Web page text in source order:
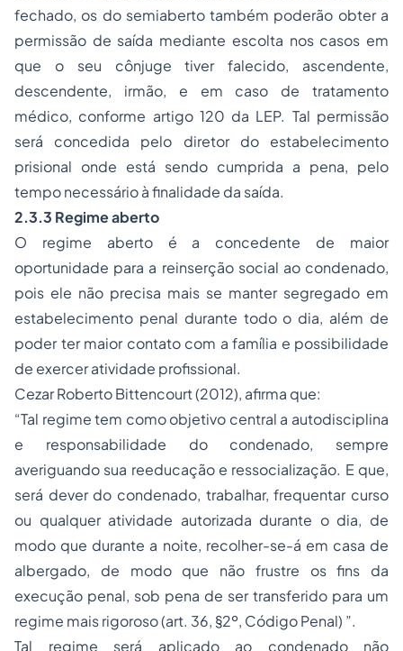
fechado, os do semiaberto também poderão obter a
permissão de saída mediante escolta nos casos em
que o seu cônjuge tiver falecido, ascendente,
descendente, irmão, e em caso de tratamento
médico, conforme artigo 120 da LEP. Tal permissão
será concedida pelo diretor do estabelecimento
prisional onde está sendo cumprida a pena, pelo
tempo necessário à finalidade da saída.
2.3.3 Regime aberto
O regime aberto é a concedente de maior
oportunidade para a reinserção social ao condenado,
pois ele não precisa mais se manter segregado em
estabelecimento penal durante todo o dia, além de
poder ter maior contato com a família e possibilidade
de exercer atividade profissional.
Cezar Roberto Bittencourt (2012), afirma que:
“Tal regime tem como objetivo central a autodisciplina
e responsabilidade do condenado, sempre
averiguando sua reeducação e ressocialização. E que,
será dever do condenado, trabalhar, frequentar curso
ou qualquer atividade autorizada durante o dia, de
modo que durante a noite, recolher-se-á em casa de
albergado, de modo que não frustre os fins da
execução penal, sob pena de ser transferido para um
regime mais rigoroso (art. 36, §2º, Código Penal) ”.
Tal regime será aplicado ao condenado não